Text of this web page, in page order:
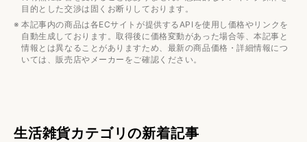
目的とした交渉は固くお断りしております。
本記事内の商品は各ECサイトが提供するAPIを使用し価格やリンクを
自動生成しております。取得後に価格変動があった場合等、本記事と
情報とは異なることがありますため、最新の商品価格・詳細情報につ
いては、販売店やメーカーをご確認ください。
生活雑貨カテゴリの新着記事